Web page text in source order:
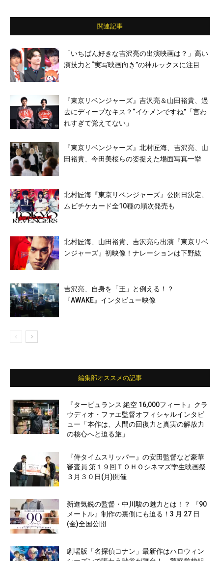
関連記事
「いちばん好きな吉沢亮の出演映画は？」高い
演技力と“実写映画向き”の神ルックスに注目
『東京リベンジャーズ』吉沢亮＆山田裕貴、過
去にディープなキス？“イケメンですね”「言わ
れすぎて覚えてない」
『東京リベンジャーズ』北村匠海、吉沢亮、山
田裕貴、今田美桜らの姿捉えた場面写真一挙
北村匠海『東京リベンジャーズ』公開日決定、
ムビチケカード全10種の順次発売も
北村匠海、山田裕貴、吉沢亮ら出演『東京リベ
ンジャーズ』初映像！ナレーションは下野紘
吉沢亮、自身を「王」と例える！？
『AWAKE』インタビュー映像
編集部オススメの記事
『タービュランス 絶空 16,000フィート』クラ
ウディオ・ファエ監督オフィシャルインタビ
ュー「本作は、人間の回復力と真実の解放力
の核心へと迫る旅」
『侍タイムスリッパー』の安田監督など豪華
審査員 第１９回ＴＯＨＯシネマズ学生映画祭
３月３０日(月)開催
新進気鋭の監督・中川駿の魅力とは！？ 『90
メートル』制作の裏側にも迫る！3 月 27 日
(金)全国公開
劇場版「名探偵コナン」最新作はハロウィン